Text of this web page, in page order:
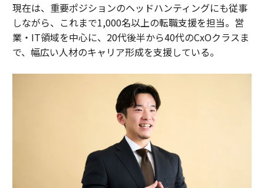
現在は、重要ポジションのヘッドハンティングにも従事
しながら、これまで1,000名以上の転職支援を担当。営
業・IT領域を中心に、20代後半から40代のCxOクラスま
で、幅広い人材のキャリア形成を支援している。